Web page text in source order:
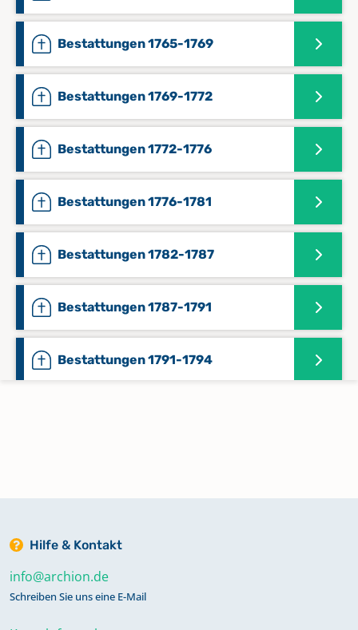
Bestattungen 1765-1769
Bestattungen 1769-1772
Bestattungen 1772-1776
Bestattungen 1776-1781
Bestattungen 1782-1787
Bestattungen 1787-1791
Bestattungen 1791-1794
Bestattungen 1804-1804
Hilfe & Kontakt
info@archion.de
Schreiben Sie uns eine E-Mail